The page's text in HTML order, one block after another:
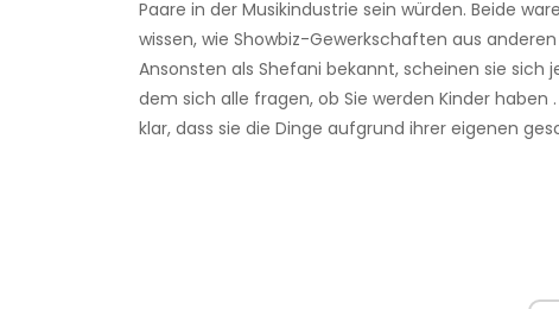
Paare in der Musikindustrie sein würden. Beide
wissen, wie Showbiz-Gewerkschaften aus
Ansonsten als Shefani bekannt, scheinen sie
dem sich alle fragen, ob Sie werden Kinder
klar, dass sie die Dinge aufgrund ihrer eigenen